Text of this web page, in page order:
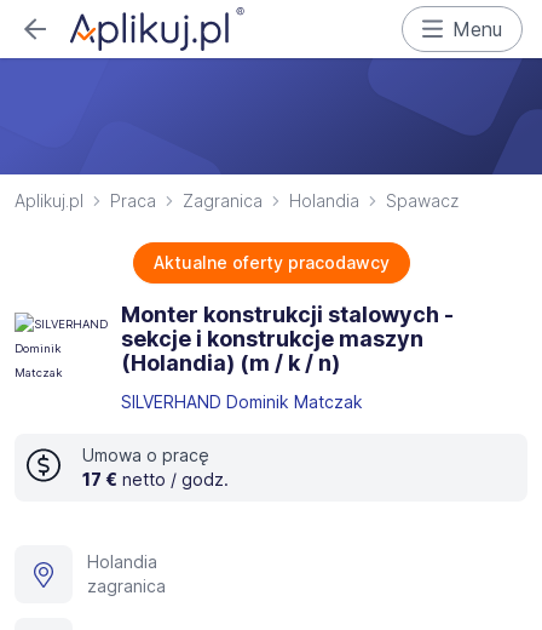
Menu
Aplikuj.pl Praca Zagranica Holandia Spawacz
Aktualne oferty pracodawcy
Monter konstrukcji stalowych -
sekcje i konstrukcje maszyn
(Holandia) (m / k / n)
SILVERHAND Dominik Matczak
Umowa o pracę
17 € netto / godz.
Holandia
zagranica